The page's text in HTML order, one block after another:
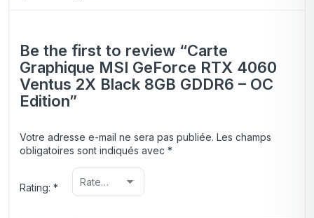
Be the first to review “Carte
Graphique MSI GeForce RTX 4060
Ventus 2X Black 8GB GDDR6 – OC
Edition”
Votre adresse e-mail ne sera pas publiée. Les champs
obligatoires sont indiqués avec *
Rating: *